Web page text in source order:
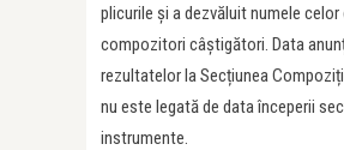
plicurile și a dezvăluit numele celor
compozitori câștigători. Data
rezultatelor la Secțiunea
nu este legată de data începerii
instrumente.